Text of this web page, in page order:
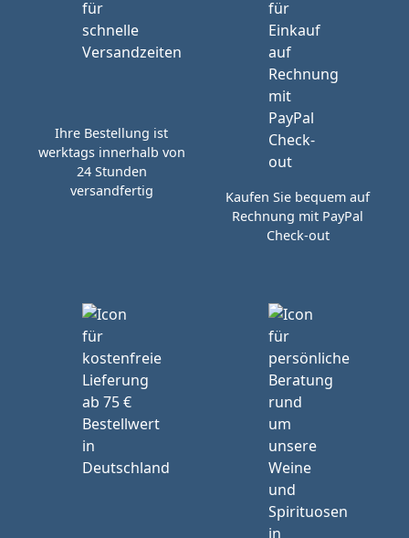
Ihre Bestellung ist
werktags innerhalb von
24 Stunden
versandfertig
Kaufen Sie bequem auf
Rechnung mit PayPal
Check-out